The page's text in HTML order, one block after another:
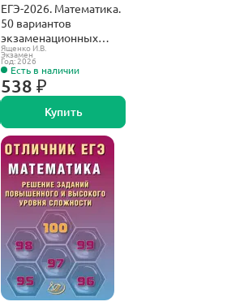
ЕГЭ-2026. Математика.
50 вариантов
экзаменационных
заданий. Профильный
уровень.
Ященко И.В.
Экзамен
Год: 2026
Есть в наличии
538 ₽
Купить